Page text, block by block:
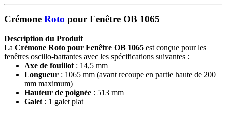
Crémone Roto pour Fenêtre OB 1065
Description du Produit
La Crémone Roto pour Fenêtre OB 1065 est conçue pour les
fenêtres oscillo-battantes avec les spécifications suivantes :
Axe de fouillot : 14,5 mm
Longueur : 1065 mm (avant recoupe en partie haute de 200
mm maximum)
Hauteur de poignée : 513 mm
Galet : 1 galet plat